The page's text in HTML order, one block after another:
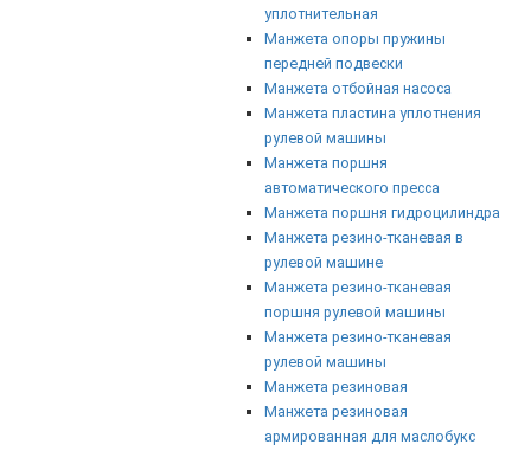
уплотнительная
Манжета опоры пружины
передней подвески
Манжета отбойная насоса
Манжета пластина уплотнения
рулевой машины
Манжета поршня
автоматического пресса
Манжета поршня гидроцилиндра
Манжета резино-тканевая в
рулевой машине
Манжета резино-тканевая
поршня рулевой машины
Манжета резино-тканевая
рулевой машины
Манжета резиновая
Манжета резиновая
армированная для маслобукс